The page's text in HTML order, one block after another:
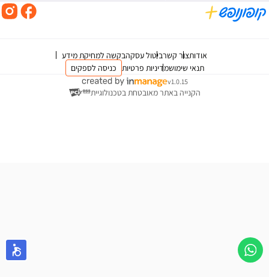
אודותצור קשרביטול עסקהבקשה למחיקת מידע
תנאי שימושמדיניות פרטיות כניסה לספקים
v1.0.15
הקנייה באתר מאובטחת בטכנולוגיית